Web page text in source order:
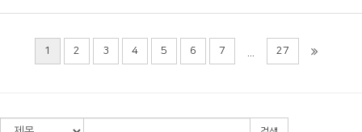
1 2 3 4 5 6 7 ... 27